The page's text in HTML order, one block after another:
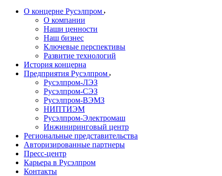
О концерне Русэлпром
О компании
Наши ценности
Наш бизнес
Ключевые перспективы
Развитие технологий
История концерна
Предприятия Русэлпром
Русэлпром-ЛЭЗ
Русэлпром-СЭЗ
Русэлпром-ВЭМЗ
НИПТИЭМ
Русэлпром-Электромаш
Инжиниринговый центр
Региональные представительства
Авторизированные партнеры
Пресс-центр
Карьера в Русэлпром
Контакты